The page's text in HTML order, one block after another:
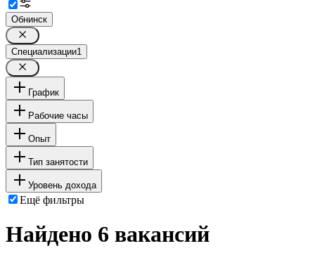
Обнинск
Специализации1
График
Рабочие часы
Опыт
Тип занятости
Уровень дохода
Ещё фильтры
Найдено 6 вакансий